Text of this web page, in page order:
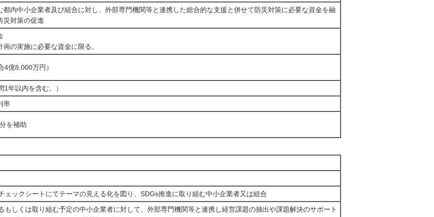
都内中小企業者及び組合に対し、外部専門機関等と連携した総合的な支援と併せて防災対策に必要な資金を融
災対策の促進
の実施に必要な資金に限る。
4億8,000万円）
年以内を含む。）
率
を補助
ェックシートにてテーマの見える化を図り、SDGs推進に取り組む中小企業者又は組合
もしくは取り組む予定の中小企業者に対して、外部専門機関等と連携し経営課題の抽出や課題解決のサポート